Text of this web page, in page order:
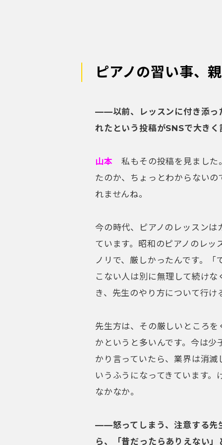
ピアノの習い事、
——以前、レッスンに付き添っ
れたという投稿がSNSで大き
山本 私もその投稿を見ました
たのか、ちょっとわからない
れませんね。
今の時代、ピアノのレッスンは
ています。昭和のピアノのレッ
ノリで、厳しかったんです。
こない人は別に無理して続け
き、先生のやり方について行
先生方は、その厳しいところ
かというと多いんです。今は
かり言っていたら、業界は消
いうふうになってきています
なかなか。
——怒ってしまう、注意する先
ら、「昔だったらありえない